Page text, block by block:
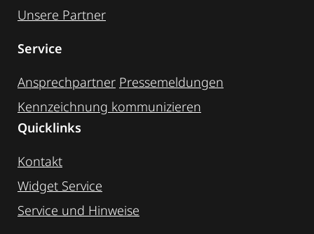
Unsere Partner
Service
Ansprechpartner Pressemeldungen
Kennzeichnung ­kommunizieren
Quicklinks
Kontakt
Widget Service
Service und Hinweise